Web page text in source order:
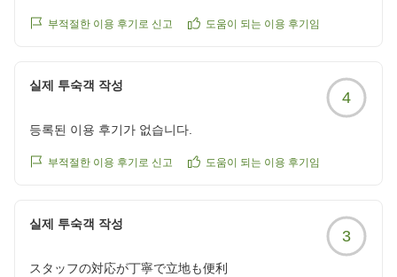
부적절한 이용 후기로 신고 도움이 되는 이용 후기임
실제 투숙객 작성
4
등록된 이용 후기가 없습니다.
부적절한 이용 후기로 신고 도움이 되는 이용 후기임
실제 투숙객 작성
3
スタッフの対応が丁寧で立地も便利